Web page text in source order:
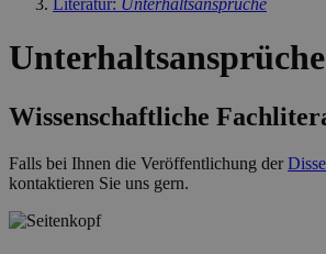
Literatur: Unterhaltsansprüche
Unterhaltsansprüche
Wissenschaftliche
Falls bei Ihnen die Veröffentlichung der
kontaktieren Sie uns gern.